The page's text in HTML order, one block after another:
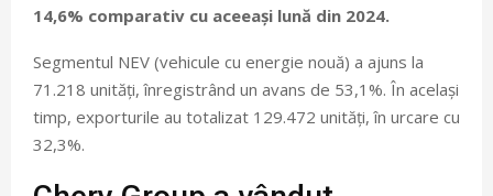
14,6% comparativ cu aceeași lună din 2024.
Segmentul NEV (vehicule cu energie nouă) a ajuns la
71.218 unități, înregistrând un avans de 53,1%. În același
timp, exporturile au totalizat 129.472 unități, în urcare cu
32,3%.